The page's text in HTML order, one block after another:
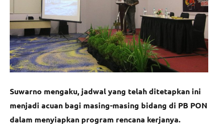
Suwarno mengaku, jadwal yang telah ditetapkan ini
menjadi acuan bagi masing-masing bidang di PB PON
dalam menyiapkan program rencana kerjanya.